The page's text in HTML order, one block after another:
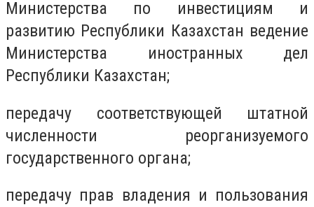
Министерства по инвестициям и
развитию Республики Казахстан ведение
Министерства иностранных дел
Республики Казахстан;
передачу соответствующей штатной
численности реорганизуемого
государственного органа;
передачу прав владения и пользования